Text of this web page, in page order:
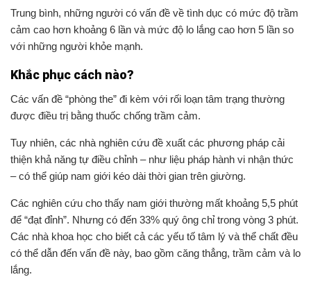
Trung bình, những người có vấn đề về tình dục có mức độ trầm
cảm cao hơn khoảng 6 lần và mức độ lo lắng cao hơn 5 lần so
với những người khỏe mạnh.
Khắc phục cách nào?
Các vấn đề “phòng the” đi kèm với rối loạn tâm trạng thường
được điều trị bằng thuốc chống trầm cảm.
Tuy nhiên, các nhà nghiên cứu đề xuất các phương pháp cải
thiện khả năng tự điều chỉnh – như liệu pháp hành vi nhận thức
– có thể giúp nam giới kéo dài thời gian trên giường.
Các nghiên cứu cho thấy nam giới thường mất khoảng 5,5 phút
để “đạt đỉnh”. Nhưng có đến 33% quý ông chỉ trong vòng 3 phút.
Các nhà khoa học cho biết cả các yếu tố tâm lý và thể chất đều
có thể dẫn đến vấn đề này, bao gồm căng thẳng, trầm cảm và lo
lắng.